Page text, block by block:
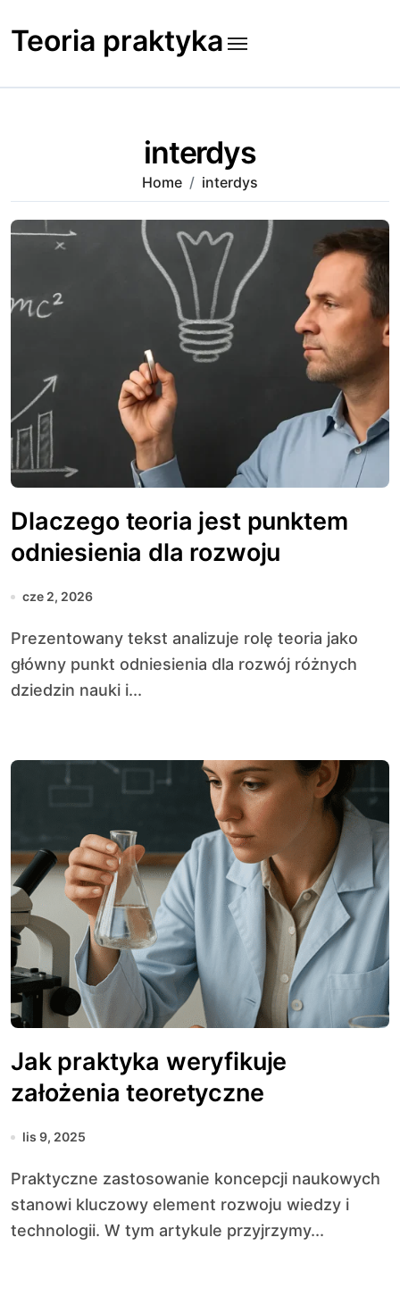
to
content
Teoria praktyka
interdys
Home interdys
Dlaczego teoria jest punktem
odniesienia dla rozwoju
cze 2, 2026
Prezentowany tekst analizuje rolę teoria jako
główny punkt odniesienia dla rozwój różnych
dziedzin nauki i...
Jak praktyka weryfikuje
założenia teoretyczne
lis 9, 2025
Praktyczne zastosowanie koncepcji naukowych
stanowi kluczowy element rozwoju wiedzy i
technologii. W tym artykule przyjrzymy...